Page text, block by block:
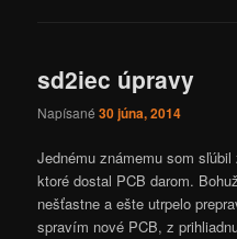
sd2iec úpravy
Napísané30 júna, 2014
Jednému známemu som
ktoré dostal PCB darom.
nešťastne a ešte utrpelo
spravím nové PCB, z